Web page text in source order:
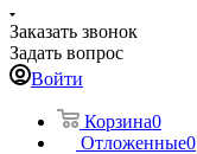
Заказать звонок
Задать вопрос
Войти
Корзина0
Отложенные0